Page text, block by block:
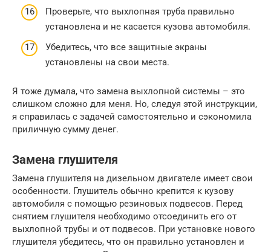
Проверьте, что выхлопная труба правильно
установлена и не касается кузова автомобиля.
Убедитесь, что все защитные экраны
установлены на свои места.
Я тоже думала, что замена выхлопной системы – это
слишком сложно для меня. Но, следуя этой инструкции,
я справилась с задачей самостоятельно и сэкономила
приличную сумму денег.
Замена глушителя
Замена глушителя на дизельном двигателе имеет свои
особенности. Глушитель обычно крепится к кузову
автомобиля с помощью резиновых подвесов. Перед
снятием глушителя необходимо отсоединить его от
выхлопной трубы и от подвесов. При установке нового
глушителя убедитесь, что он правильно установлен и